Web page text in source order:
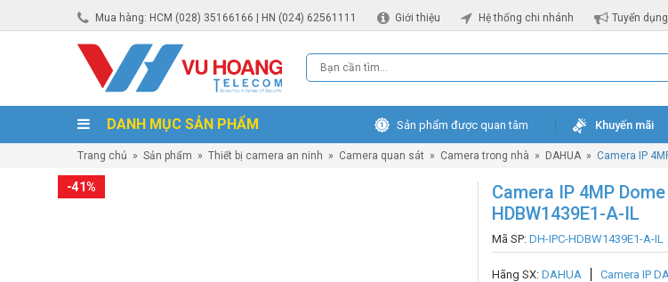
Mua hàng: HCM (028) 35166166 | HN (024) 62561111 Giới thiệu Hệ thống chi nhánh Tuyển dụng
DANH MỤC SẢN PHẨM Sản phẩm được quan tâm Khuyến mãi
Trang chủ » Sản phẩm » Thiết bị camera an ninh » Camera quan sát » Camera trong nhà » DAHUA » Camera IP
-41%
Camera IP 4MP
HDBW1439E1-A-IL
Mã SP: DH-IPC-HDBW1439E1-A-IL
Hãng SX: DAHUA Camera IP